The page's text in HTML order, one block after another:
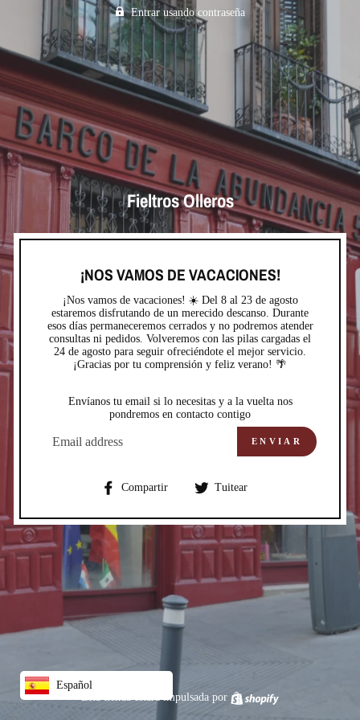
Entrar usando contraseña
Fieltros Olleros
¡NOS VAMOS DE VACACIONES!
¡Nos vamos de vacaciones! ☀️ Del 8 al 23 de agosto
estaremos disfrutando de un merecido descanso. Durante
esos días permaneceremos cerrados y no podremos atender
consultas ni pedidos. Volveremos con las pilas cargadas el
24 de agosto para seguir ofreciéndote el mejor servicio.
¡Gracias por tu comprensión y feliz verano! 🌴
Envíanos tu email si lo necesitas y a la vuelta nos
pondremos en contacto contigo
ELECTRÓNICO
ENVIAR
Compartir
CompartirTuitear
Esta tienda estará impulsada por
Español